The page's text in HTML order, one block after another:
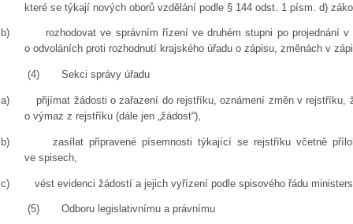
které se týkají nových oborů vzdělání podle § 144 odst. 1 písm. d)
b)
rozhodovat ve správním řízení ve druhém stupni po projednání
o odvoláních proti rozhodnutí krajského úřadu o zápisu, změnách v
(4) Sekci správy úřadu
a)
přijímat žádosti o zařazení do rejstříku, oznámení změn v rejstříku,
o výmaz z rejstříku (dále jen „žádost“),
b)
zasílat připravené písemnosti týkající se rejstříku včetně
ve spisech,
c) vést evidenci žádostí a jejich vyřízení podle spisového řádu
(5) Odboru legislativnímu a právnímu